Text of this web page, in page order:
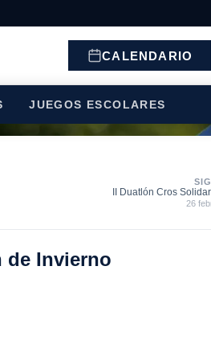
CALENDARIO
JUEGOS ESCOLARES
II Duatlón Cros
26
de Invierno